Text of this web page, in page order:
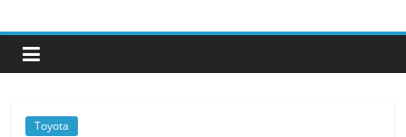
Toyota